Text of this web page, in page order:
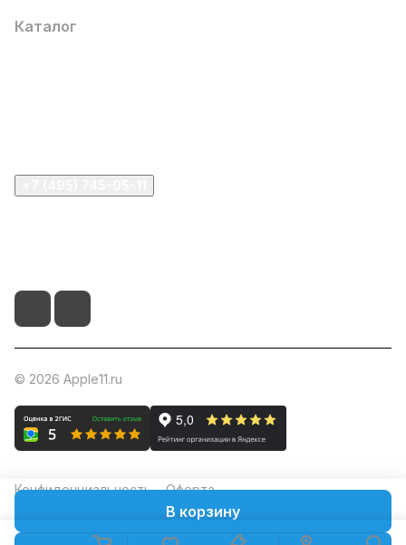
В корзину
Каталог
© 2026 Apple11.ru
Конфиденциальность Оферта